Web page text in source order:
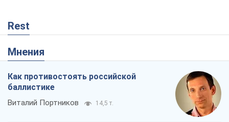
Rest
Мнения
Как противостоять российской
баллистике
Виталий Портников 14,5 т.